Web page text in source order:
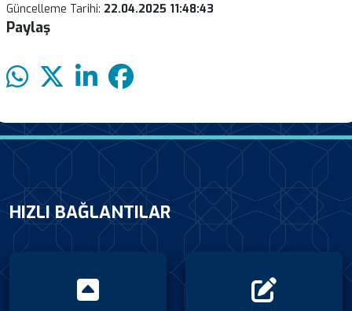
Güncelleme Tarihi: 22.04.2025 11:48:43
Paylaş
HIZLI BAĞLANTILAR